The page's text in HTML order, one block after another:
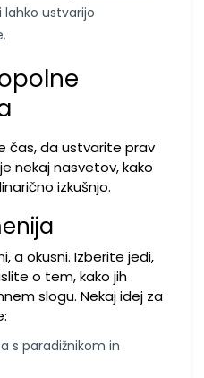
ustvarijo
čas, da ustvarite prav
nekaj nasvetov, kako
izkušnjo.
a okusni. Izberite jedi,
o tem, kako jih
slogu. Nekaj idej za
s paradižnikom in